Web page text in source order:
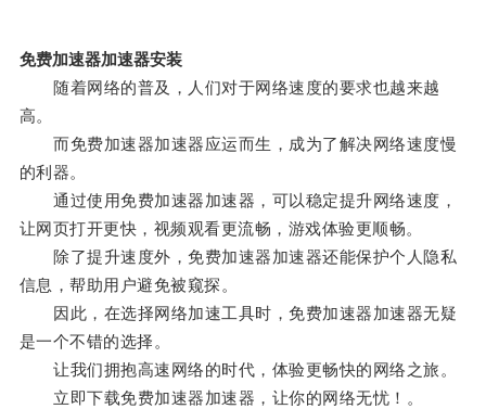
免费加速器加速器安装
随着网络的普及，人们对于网络速度的要求也越来越
高。
而免费加速器加速器应运而生，成为了解决网络速度慢
的利器。
通过使用免费加速器加速器，可以稳定提升网络速度，
让网页打开更快，视频观看更流畅，游戏体验更顺畅。
除了提升速度外，免费加速器加速器还能保护个人隐私
信息，帮助用户避免被窥探。
因此，在选择网络加速工具时，免费加速器加速器无疑
是一个不错的选择。
让我们拥抱高速网络的时代，体验更畅快的网络之旅。
立即下载免费加速器加速器，让你的网络无忧！。